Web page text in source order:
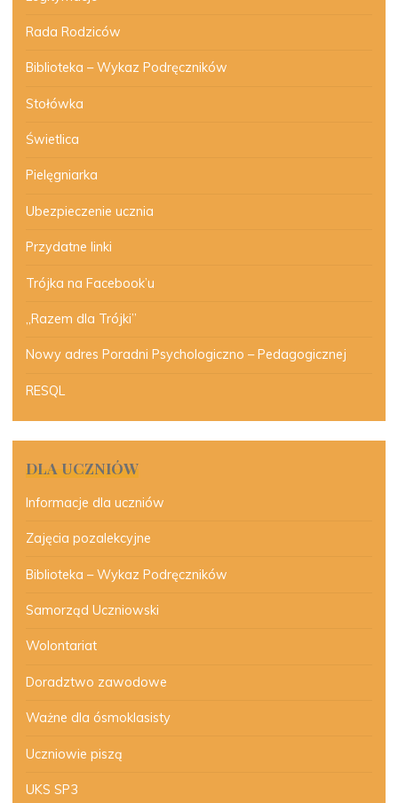
Rada Rodziców
Biblioteka – Wykaz Podręczników
Stołówka
Świetlica
Pielęgniarka
Ubezpieczenie ucznia
Przydatne linki
Trójka na Facebook’u
„Razem dla Trójki”
Nowy adres Poradni Psychologiczno – Pedagogicznej
RESQL
DLA UCZNIÓW
Informacje dla uczniów
Zajęcia pozalekcyjne
Biblioteka – Wykaz Podręczników
Samorząd Uczniowski
Wolontariat
Doradztwo zawodowe
Ważne dla ósmoklasisty
Uczniowie piszą
UKS SP3